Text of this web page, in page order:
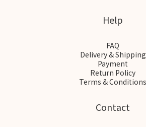
Help
FAQ
Delivery & Shipping
Payment
Return Policy
Terms & Conditions
Contact